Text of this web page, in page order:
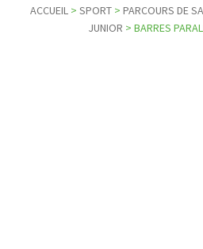
ACCUEIL >SPORT >PARCOURS DE
JUNIOR > BARRES